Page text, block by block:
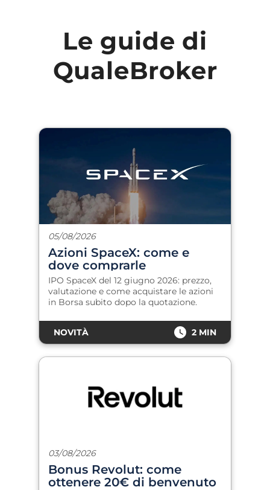
Le guide di
QualeBroker
05/08/2026
Azioni SpaceX: come e
dove comprarle
IPO SpaceX del 12 giugno 2026: prezzo,
valutazione e come acquistare le azioni
in Borsa subito dopo la quotazione.
NOVITÀ 2 MIN
03/08/2026
Bonus Revolut: come
ottenere 20€ di benvenuto